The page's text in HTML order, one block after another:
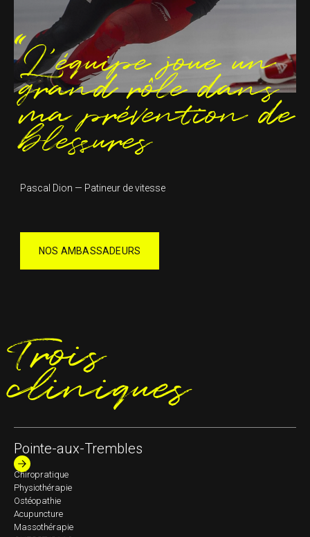
L’équipe joue un
grand rôle dans
ma prévention de
blessures
Pascal Dion — Patineur de vitesse
NOS AMBASSADEURS
Trois
cliniques
Pointe-aux-Trembles
Chiropratique
Physiothérapie
Ostéopathie
Acupuncture
Massothérapie